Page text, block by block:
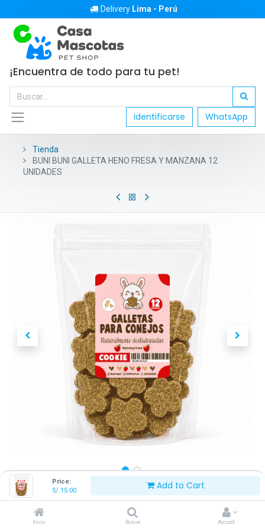
Price:
S/ 15.00 Add to Cart
Inicio Buscar Account
Delivery Lima - Perú
¡Encuentra de todo para tu pet!
Identificarse WhatsApp
Tienda
BUNI BUNI GALLETA HENO FRESA Y MANZANA 12
UNIDADES
BUNI BUNI GALLETA HENO FRESA Y
MANZANA 12 UNIDADES